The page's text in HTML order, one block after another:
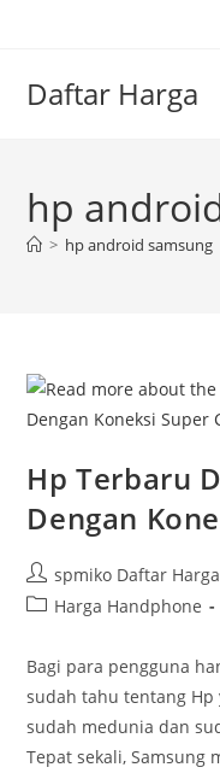
Daftar Harga
hp
> hp android samsung
Hp Terbaru
Dengan
Post
author:
spmiko Daftar Harga
PostHarga Handphone
Bagi para pengguna
sudah tahu tentang Hp
sudah medunia dan
Tepat sekali, Samsung